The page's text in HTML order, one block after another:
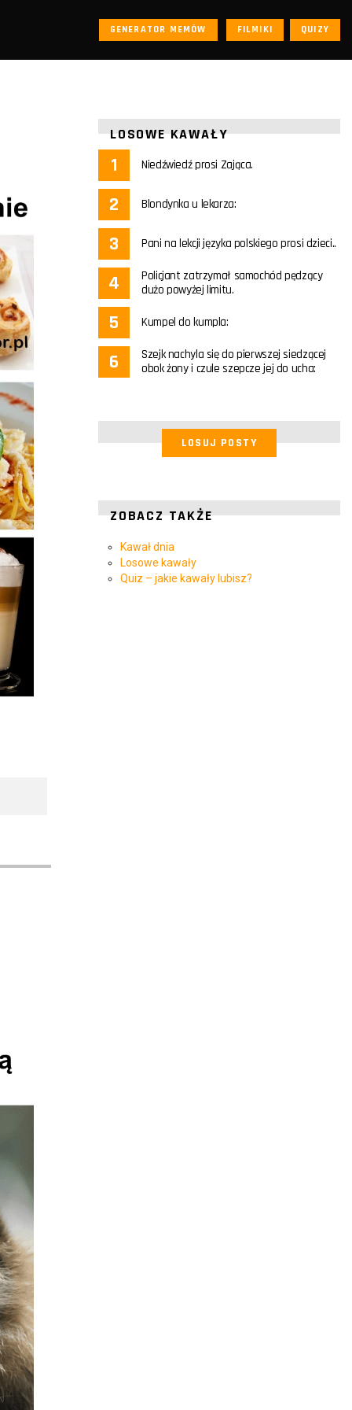
GENERATOR MEMÓW FILMIKI QUIZY
LOSOWE KAWAŁY
Niedźwiedź prosi Zająca.
Blondynka u lekarza:
Pani na lekcji języka polskiego prosi dzieci..
Policjant zatrzymał samochód pędzący
dużo powyżej limitu.
Kumpel do kumpla:
Szejk nachyla się do pierwszej siedzącej
obok żony i czule szepcze jej do ucha:
LOSUJ POSTY
ZOBACZ TAKŻE
Kawał dnia
Losowe kawały
Quiz – jakie kawały lubisz?